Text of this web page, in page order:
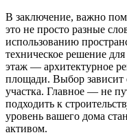
В заключение, важно
это не просто разные
использованию
техническое решение
этаж — архитектурное
площади. Выбор зависит
участка. Главное — не
подходить к
уровень вашего дома
активом.